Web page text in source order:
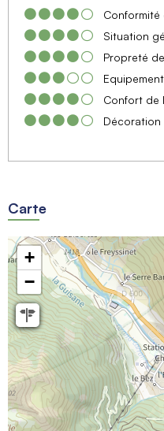
Situation
Propreté
Confort de
Décoration
Carte
+
−